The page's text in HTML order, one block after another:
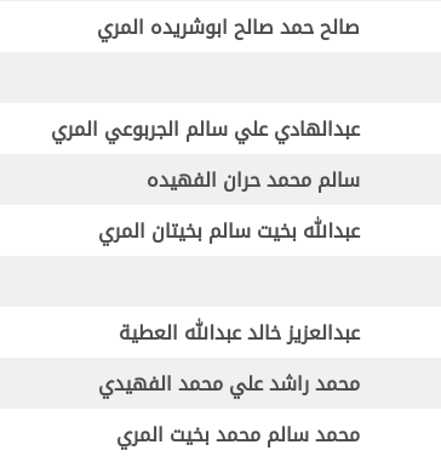
صالح حمد صالح ابوشريده المري
عبدالهادي علي سالم الجربوعي المري
سالم محمد حران الفهيده
عبدالله بخيت سالم بخيتان المري
عبدالعزيز خالد عبدالله العطية
محمد راشد علي محمد الفهيدي
محمد سالم محمد بخيت المري